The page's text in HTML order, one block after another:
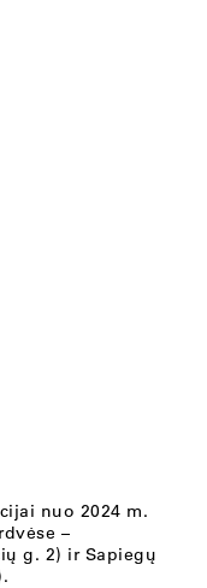
nuo 2024 m.
–
g. 2) ir Sapiegų